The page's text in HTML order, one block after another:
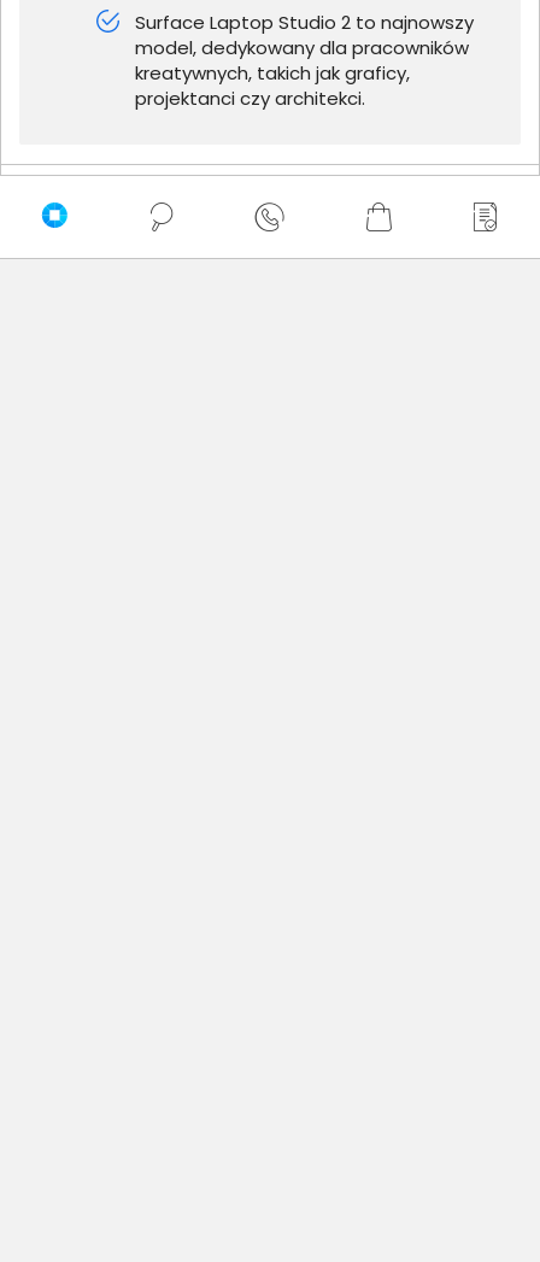
Surface Laptop Studio 2 to najnowszy
model, dedykowany dla pracowników
kreatywnych, takich jak graficy,
projektanci czy architekci.
Zaufali nam